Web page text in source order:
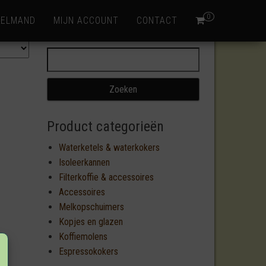
0
MIJN ACCOUNT CONTACT
Product categorieën
Waterketels & waterkokers
Isoleerkannen
Filterkoffie & accessoires
Accessoires
Melkopschuimers
Kopjes en glazen
Koffiemolens
Espressokokers